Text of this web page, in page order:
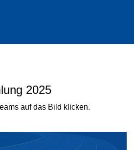
2025
auf das Bild klicken.